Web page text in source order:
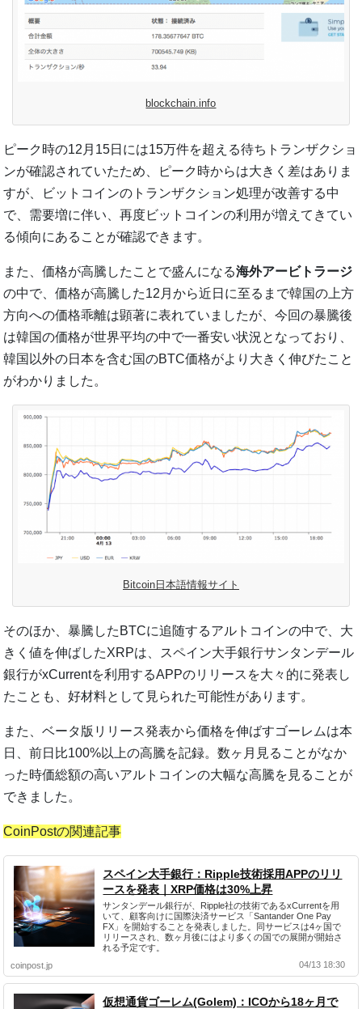
blockchain.info
ピーク時の12月15日には15万件を超える待ちトランザクショ
ンが確認されていたため、ピーク時からは大きく差はありま
すが、ビットコインのトランザクション処理が改善する中
で、需要増に伴い、再度ビットコインの利用が増えてきてい
る傾向にあることが確認できます。
また、価格が高騰したことで盛んになる海外アービトラージ
の中で、価格が高騰した12月から近日に至るまで韓国の上方
方向への価格乖離は顕著に表れていましたが、今回の暴騰後
は韓国の価格が世界平均の中で一番安い状況となっており、
韓国以外の日本を含む国のBTC価格がより大きく伸びたこと
がわかりました。
Bitcoin日本語情報サイト
そのほか、暴騰したBTCに追随するアルトコインの中で、大
きく値を伸ばしたXRPは、スペイン大手銀行サンタンデール
銀行がxCurrentを利用するAPPのリリースを大々的に発表し
たことも、好材料として見られた可能性があります。
また、ベータ版リリース発表から価格を伸ばすゴーレムは本
日、前日比100%以上の高騰を記録。数ヶ月見ることがなか
った時価総額の高いアルトコインの大幅な高騰を見ることが
できました。
CoinPostの関連記事
スペイン大手銀行：Ripple技術採用APPのリリ
ースを発表｜XRP価格は30%上昇
サンタンデール銀行が、Ripple社の技術であるxCurrentを用
いて、顧客向けに国際決済サービス「Santander One Pay
FX」を開始することを発表しました。同サービスは4ヶ国で
リリースされ、数ヶ月後にはより多くの国での展開が開始さ
れる予定です。
coinpost.jp
04/13 18:30
仮想通貨ゴーレム(Golem)：ICOから18ヶ月で